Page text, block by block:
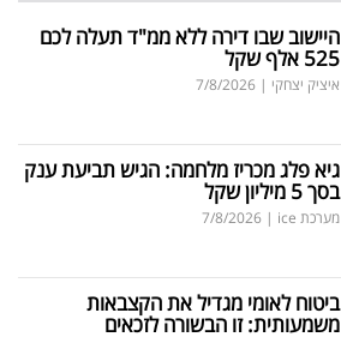
היישוב שבו דירה ללא ממ"ד תעלה לכם
525 אלף שקל
איציק יצחקי |
7/8/2026
גיא פלג מכריז מלחמה: הגיש תביעת ענק
בסך 5 מיליון שקל
מערכת ice |
7/8/2026
ביטוח לאומי מגדיל את הקצבאות
משמעותית: זו הבשורה לזכאים